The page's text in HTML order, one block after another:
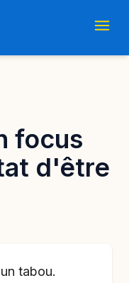
focus
d'être
tabou.